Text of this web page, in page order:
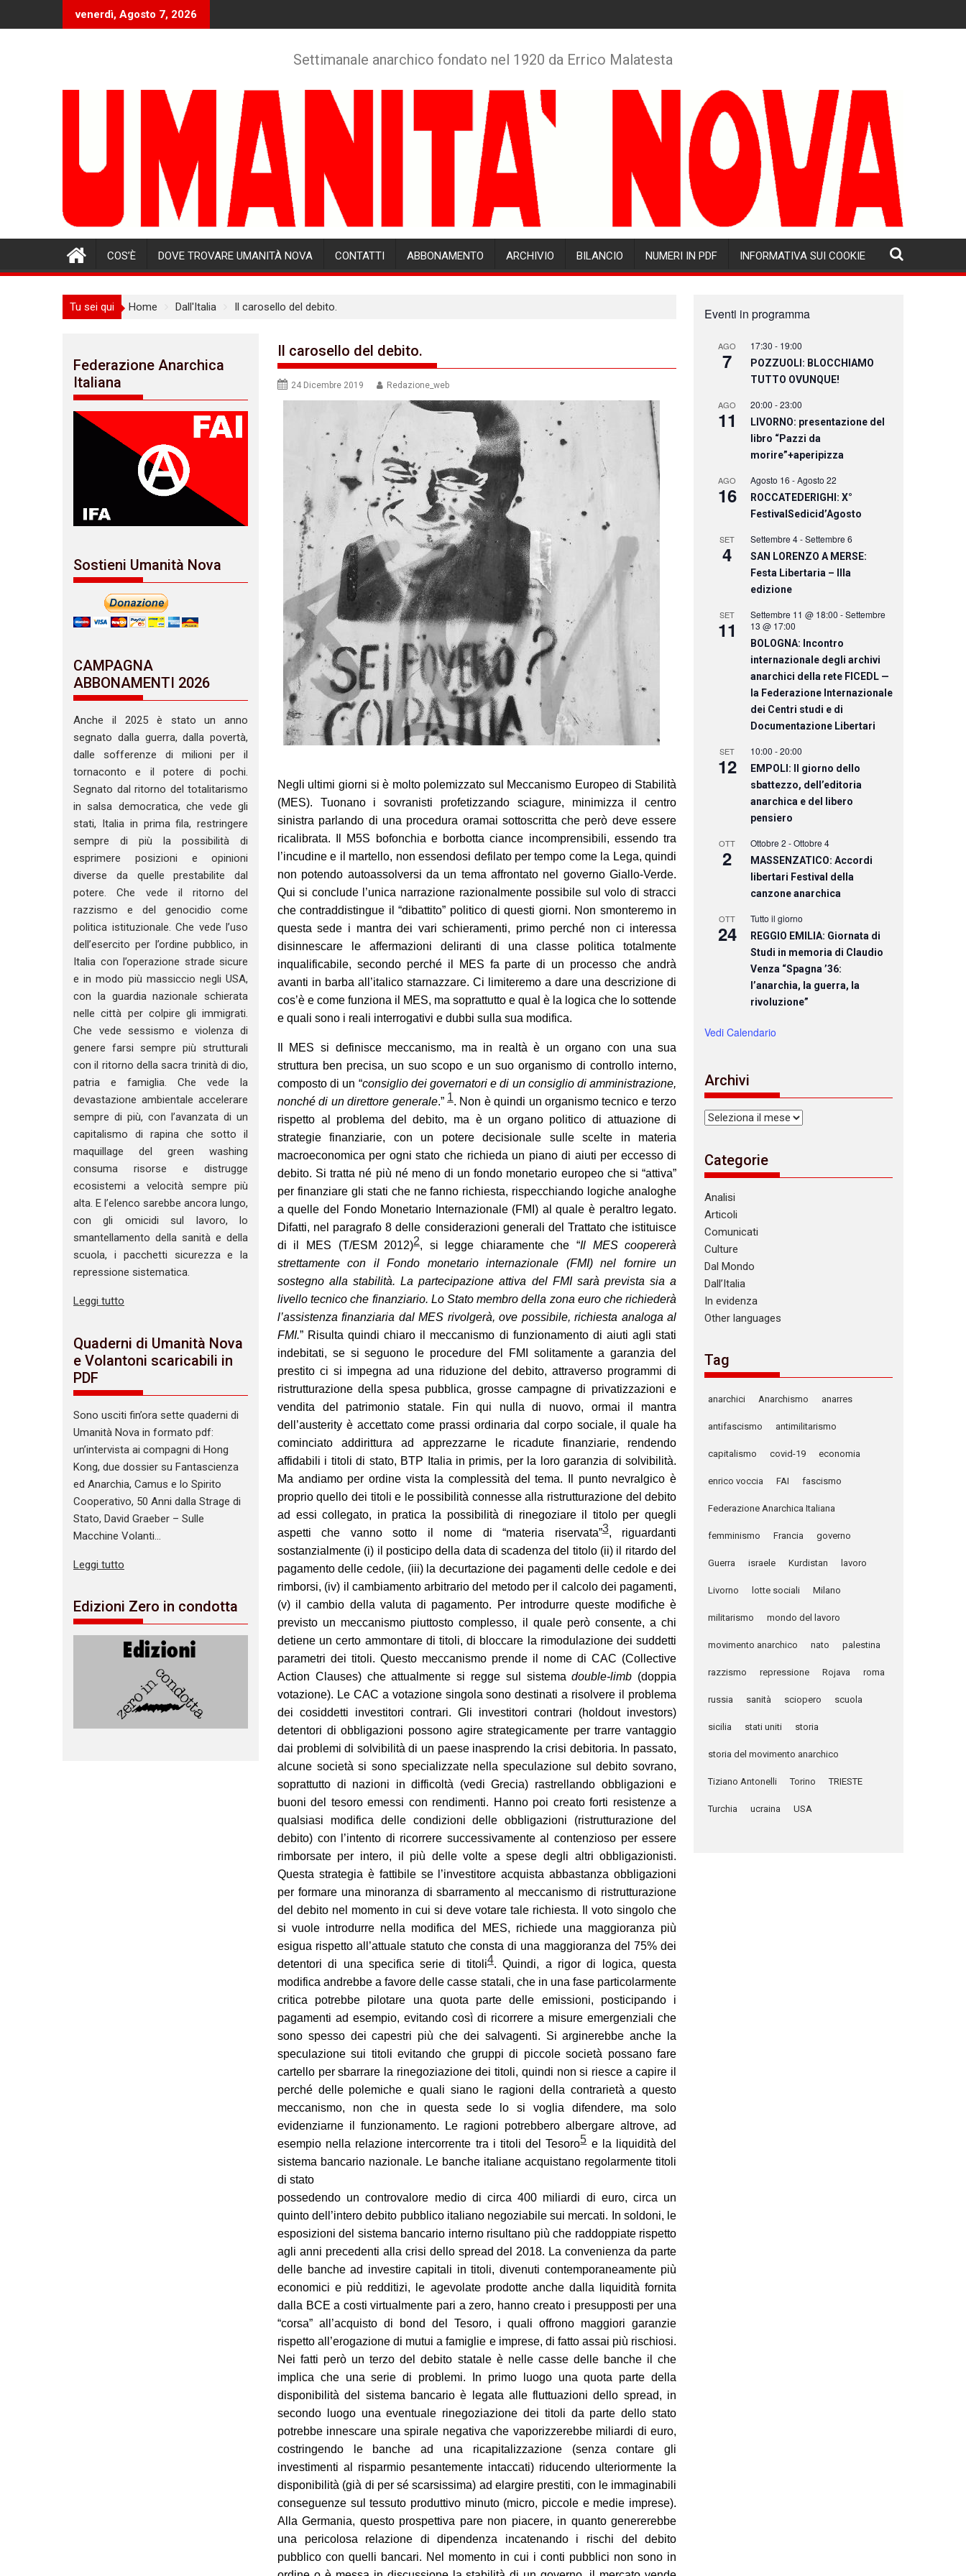
venerdì, Agosto 7, 2026
Settimanale anarchico fondato nel 1920 da Errico Malatesta
COS’È DOVE TROVARE UMANITÀ NOVA CONTATTI ABBONAMENTO ARCHIVIO BILANCIO NUMERI IN PDF INFORMATIVA SUI COOKIE
Tu sei qui Home Dall'Italia Il carosello del debito.
Il carosello del debito.
24 Dicembre 2019 Redazione_web
Negli ultimi giorni si è molto polemizzato sul Meccanismo Europeo di Stabilità
(MES). Tuonano i sovranisti profetizzando sciagure, minimizza il centro
sinistra parlando di una procedura oramai sottoscritta che però deve essere
ricalibrata. Il M5S bofonchia e borbotta ciance incomprensibili, essendo tra
l’incudine e il martello, non essendosi defilato per tempo come la Lega, quindi
non potendo autoassolversi da un tema affrontato nel governo Giallo-Verde.
Qui si conclude l’unica narrazione razionalmente possibile sul volo di stracci
che contraddistingue il “dibattito” politico di questi giorni. Non smonteremo in
questa sede i mantra dei vari schieramenti, primo perché non ci interessa
disinnescare le affermazioni deliranti di una classe politica totalmente
inqualificabile, secondo perché il MES fa parte di un processo che andrà
avanti in barba all’italico starnazzare. Ci limiteremo a dare una descrizione di
cos’è e come funziona il MES, ma soprattutto e qual è la logica che lo sottende
e quali sono i reali interrogativi e dubbi sulla sua modifica.
Il MES si definisce meccanismo, ma in realtà è un organo con una sua
struttura ben precisa, un suo scopo e un suo organismo di controllo interno,
composto di un “consiglio dei governatori e di un consiglio di amministrazione,
nonché di un direttore generale.” 1. Non è quindi un organismo tecnico e terzo
rispetto al problema del debito, ma è un organo politico di attuazione di
strategie finanziarie, con un potere decisionale sulle scelte in materia
macroeconomica per ogni stato che richieda un piano di aiuti per eccesso di
debito. Si tratta né più né meno di un fondo monetario europeo che si “attiva”
per finanziare gli stati che ne fanno richiesta, rispecchiando logiche analoghe
a quelle del Fondo Monetario Internazionale (FMI) al quale è peraltro legato.
Difatti, nel paragrafo 8 delle considerazioni generali del Trattato che istituisce
di il MES (T/ESM 2012)2, si legge chiaramente che “Il MES coopererà
strettamente con il Fondo monetario internazionale (FMI) nel fornire un
sostegno alla stabilità. La partecipazione attiva del FMI sarà prevista sia a
livello tecnico che finanziario. Lo Stato membro della zona euro che richiederà
l’assistenza finanziaria dal MES rivolgerà, ove possibile, richiesta analoga al
FMI.” Risulta quindi chiaro il meccanismo di funzionamento di aiuti agli stati
indebitati, se si seguono le procedure del FMI solitamente a garanzia del
prestito ci si impegna ad una riduzione del debito, attraverso programmi di
ristrutturazione della spesa pubblica, grosse campagne di privatizzazioni e
vendita del patrimonio statale. Fin qui nulla di nuovo, ormai il mantra
dell’austerity è accettato come prassi ordinaria dal corpo sociale, il quale ha
cominciato addirittura ad apprezzarne le ricadute finanziarie, rendendo
affidabili i titoli di stato, BTP Italia in primis, per la loro garanzia di solvibilità.
Ma andiamo per ordine vista la complessità del tema. Il punto nevralgico è
proprio quello dei titoli e le possibilità connesse alla ristrutturazione del debito
ad essi collegato, in pratica la possibilità di rinegoziare il titolo per quegli
aspetti che vanno sotto il nome di “materia riservata”3, riguardanti
sostanzialmente (i) il posticipo della data di scadenza del titolo (ii) il ritardo del
pagamento delle cedole, (iii) la decurtazione dei pagamenti delle cedole e dei
rimborsi, (iv) il cambiamento arbitrario del metodo per il calcolo dei pagamenti,
(v) il cambio della valuta di pagamento. Per introdurre queste modifiche è
previsto un meccanismo piuttosto complesso, il quale però consente, a chi
detiene un certo ammontare di titoli, di bloccare la rimodulazione dei suddetti
parametri dei titoli. Questo meccanismo prende il nome di CAC (Collective
Action Clauses) che attualmente si regge sul sistemadouble-limb (doppia
votazione). Le CAC a votazione singola sono destinati a risolvere il problema
dei cosiddetti investitori contrari. Gli investitori contrari (holdout investors)
detentori di obbligazioni possono agire strategicamente per trarre vantaggio
dai problemi di solvibilità di un paese inasprendo la crisi debitoria. In passato,
alcune società si sono specializzate nella speculazione sul debito sovrano,
soprattutto di nazioni in difficoltà (vedi Grecia) rastrellando obbligazioni e
buoni del tesoro emessi con rendimenti. Hanno poi creato forti resistenze a
qualsiasi modifica delle condizioni delle obbligazioni (ristrutturazione del
debito) con l’intento di ricorrere successivamente al contenzioso per essere
rimborsate per intero, il più delle volte a spese degli altri obbligazionisti.
Questa strategia è fattibile se l’investitore acquista abbastanza obbligazioni
per formare una minoranza di sbarramento al meccanismo di ristrutturazione
del debito nel momento in cui si deve votare tale richiesta. Il voto singolo che
si vuole introdurre nella modifica del MES, richiede una maggioranza più
esigua rispetto all’attuale statuto che consta di una maggioranza del 75% dei
detentori di una specifica serie di titoli4. Quindi, a rigor di logica, questa
modifica andrebbe a favore delle casse statali, che in una fase particolarmente
critica potrebbe pilotare una quota parte delle emissioni, posticipando i
pagamenti ad esempio, evitando così di ricorrere a misure emergenziali che
sono spesso dei capestri più che dei salvagenti. Si arginerebbe anche la
speculazione sui titoli evitando che gruppi di piccole società possano fare
cartello per sbarrare la rinegoziazione dei titoli, quindi non si riesce a capire il
perché delle polemiche e quali siano le ragioni della contrarietà a questo
meccanismo, non che in questa sede lo si voglia difendere, ma solo
evidenziarne il funzionamento. Le ragioni potrebbero albergare altrove, ad
esempio nella relazione intercorrente tra i titoli del Tesoro5e la liquidità del
sistema bancario nazionale. Le banche italiane acquistano regolarmente titoli
di stato
possedendo un controvalore medio di circa 400 miliardi di euro, circa un
quinto dell’intero debito pubblico italiano negoziabile sui mercati. In soldoni, le
esposizioni del sistema bancario interno risultano più che raddoppiate rispetto
agli anni precedenti alla crisi dello spread del 2018. La convenienza da parte
delle banche ad investire capitali in titoli, divenuti contemporaneamente più
economici e più redditizi, le agevolate prodotte anche dalla liquidità fornita
dalla BCE a costi virtualmente pari a zero, hanno creato i presupposti per una
“corsa” all’acquisto di bond del Tesoro, i quali offrono maggiori garanzie
rispetto all’erogazione di mutui a famiglie e imprese, di fatto assai più rischiosi.
Nei fatti però un terzo del debito statale è nelle casse delle banche il che
implica che una serie di problemi. In primo luogo una quota parte della
disponibilità del sistema bancario è legata alle fluttuazioni dello spread, in
secondo luogo una eventuale rinegoziazione dei titoli da parte dello stato
potrebbe innescare una spirale negativa che vaporizzerebbe miliardi di euro,
costringendo le banche ad una ricapitalizzazione (senza contare gli
investimenti al risparmio pesantemente intaccati) riducendo ulteriormente la
disponibilità (già di per sé scarsissima) ad elargire prestiti, con le immaginabili
conseguenze sul tessuto produttivo minuto (micro, piccole e medie imprese).
Alla Germania, questo prospettiva pare non piacere, in quanto genererebbe
una pericolosa relazione di dipendenza incatenando i rischi del debito
pubblico con quelli bancari. Nel momento in cui i conti pubblici non sono in
Federazione Anarchica
Italiana
Sostieni Umanità Nova
CAMPAGNA
ABBONAMENTI 2026
Anche il 2025 è stato un anno
segnato dalla guerra, dalla povertà,
dalle sofferenze di milioni per il
tornaconto e il potere di pochi.
Segnato dal ritorno del totalitarismo
in salsa democratica, che vede gli
stati, Italia in prima fila, restringere
sempre di più la possibilità di
esprimere posizioni e opinioni
diverse da quelle prestabilite dal
potere. Che vede il ritorno del
razzismo e del genocidio come
politica istituzionale. Che vede l’uso
dell’esercito per l’ordine pubblico, in
Italia con l’operazione strade sicure
e in modo più massiccio negli USA,
con la guardia nazionale schierata
nelle città per colpire gli immigrati.
Che vede sessismo e violenza di
genere farsi sempre più strutturali
con il ritorno della sacra trinità di dio,
patria e famiglia. Che vede la
devastazione ambientale accelerare
sempre di più, con l’avanzata di un
capitalismo di rapina che sotto il
maquillage del green washing
consuma risorse e distrugge
ecosistemi a velocità sempre più
alta. E l’elenco sarebbe ancora lungo,
con gli omicidi sul lavoro, lo
smantellamento della sanità e della
scuola, i pacchetti sicurezza e la
repressione sistematica.
Leggi tutto
Quaderni di Umanità Nova
e Volantoni scaricabili in
PDF
Sono usciti fin’ora sette quaderni di
Umanità Nova in formato pdf:
un’intervista ai compagni di Hong
Kong, due dossier su Fantascienza
ed Anarchia, Camus e lo Spirito
Cooperativo, 50 Anni dalla Strage di
Stato, David Graeber – Sulle
Macchine Volanti…
Leggi tutto
Edizioni Zero in condotta
Eventi in programma
AGO
7
17:30 - 19:00
POZZUOLI: BLOCCHIAMO
TUTTO OVUNQUE!
AGO
11
20:00 -23:00
LIVORNO: presentazione del
libro “Pazzi da
morire”+aperipizza
AGO
16
Agosto 16 -Agosto 22
ROCCATEDERIGHI: X°
FestivalSedicid’Agosto
SET
4
Settembre 4-Settembre 6
SAN LORENZO A MERSE:
Festa Libertaria – IIIa
edizione
SET
11
Settembre 11 @ 18:00 -Settembre
13 @ 17:00
BOLOGNA: Incontro
internazionale degli archivi
anarchici della rete FICEDL —
la Federazione Internazionale
dei Centri studi e di
Documentazione Libertari
SET
12
10:00 -20:00
EMPOLI: Il giorno dello
sbattezzo, dell’editoria
anarchica e del libero
pensiero
OTT
2
Ottobre 2 -Ottobre 4
MASSENZATICO: Accordi
libertari Festival della
canzone anarchica
OTT
24
Tutto il giorno
REGGIO EMILIA: Giornata di
Studi in memoria di Claudio
Venza “Spagna ’36:
l’anarchia, la guerra, la
rivoluzione”
Vedi Calendario
Archivi
Archivi
Categorie
Analisi
Articoli
Comunicati
Culture
Dal Mondo
Dall’Italia
In evidenza
Other languages
Tag
anarchici Anarchismo anarres
antifascismo antimilitarismo
capitalismo covid-19 economia
enrico voccia FAI fascismo
Federazione Anarchica Italiana
femminismo Francia governo
Guerra israele Kurdistan lavoro
Livorno lotte sociali Milano
militarismo mondo del lavoro
movimento anarchico nato palestina
razzismo repressione Rojava roma
russia sanità sciopero scuola
sicilia stati uniti storia
storia del movimento anarchico
Tiziano Antonelli Torino TRIESTE
Turchia ucraina USA